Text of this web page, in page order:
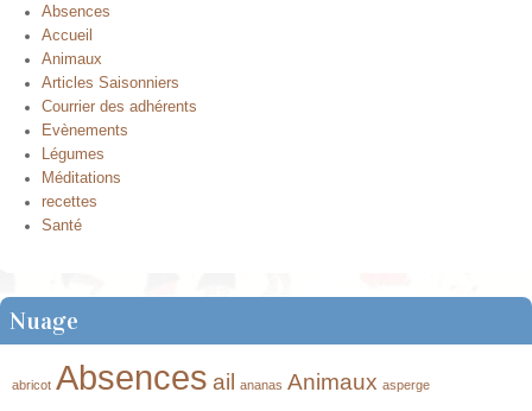
Absences
Accueil
Animaux
Articles Saisonniers
Courrier des adhérents
Evènements
Légumes
Méditations
recettes
Santé
Nuage
abricot Absences ail ananas Animaux asperge